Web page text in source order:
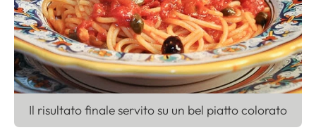
Il risultato finale servito su un bel piatto colorato